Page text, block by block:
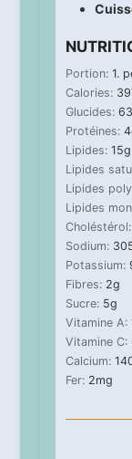
Portion: 1.
Calories:
Glucides: 63
Protéines: 4
Lipides: 15g
Lipides
Lipides
Lipides
Choléstérol:
Sodium:
Potassium:
Fibres: 2g
Sucre: 5g
Vitamine A:
Vitamine C:
Calcium:
Fer: 2mg